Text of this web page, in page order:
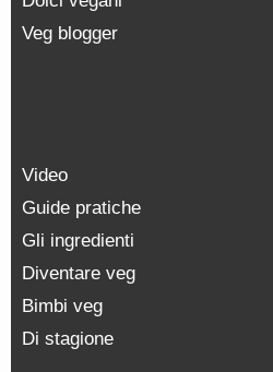
Veg blogger
Video
Guide pratiche
Gli ingredienti
Diventare veg
Bimbi veg
Di stagione